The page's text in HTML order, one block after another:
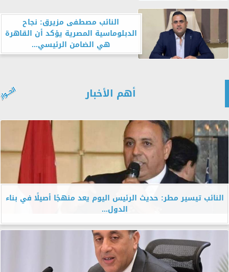
النائب مصطفى مزيرق: نجاح
الدبلوماسية المصرية يؤكد أن القاهرة
هي الضامن الرئيسي...
أهم الأخبار
النائب تيسير مطر: حديث الرئيس اليوم يعد منهجًا أصيلًا في بناء
الدول...